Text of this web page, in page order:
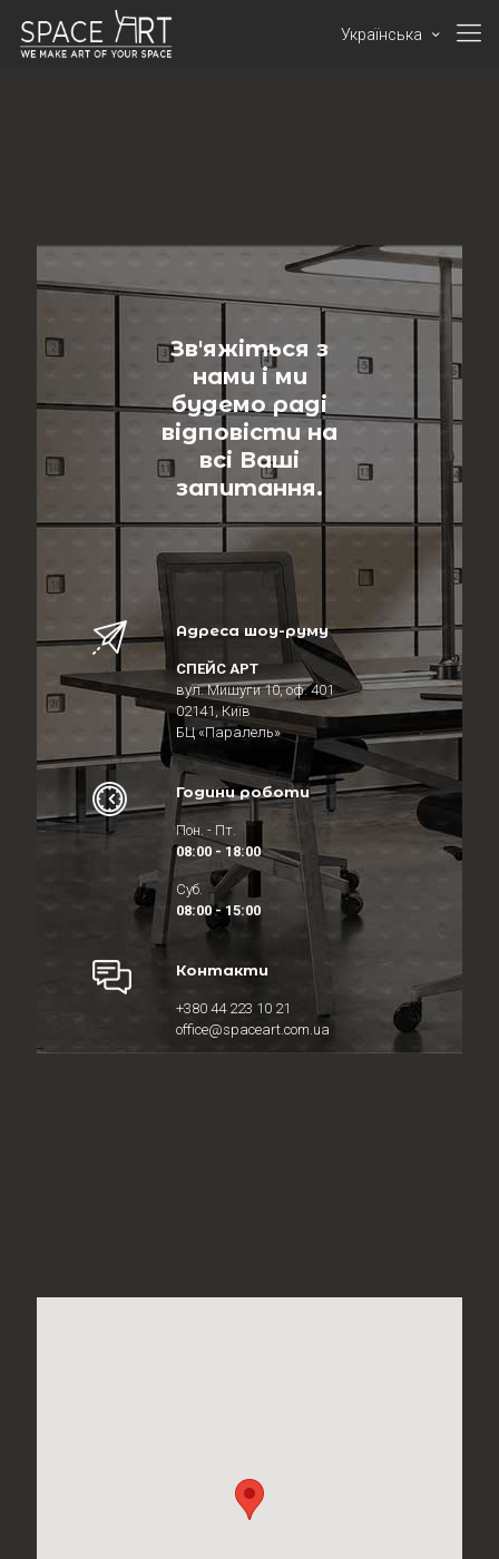
Українська
Зв'яжіться з
нами і ми
будемо раді
відповісти на
всі Ваші
запитання.
Адреса шоу-руму
СПЕЙС АРТ
вул. Мишуги 10, оф. 401
02141, Київ
БЦ «Паралель»
Години роботи
Пон. - Пт.
08:00 - 18:00
Суб.
08:00 - 15:00
Контакти
+380 44 223 10 21
office@spaceart.com.ua